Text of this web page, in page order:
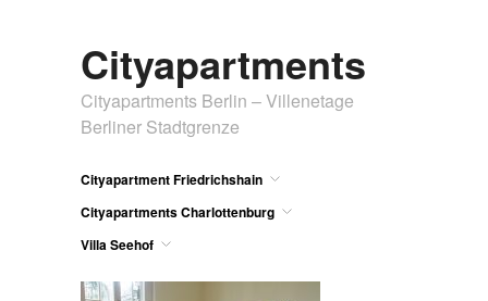
Cityapartments
Cityapartments Berlin – Villenetage
Berliner Stadtgrenze
Cityapartment Friedrichshain
Cityapartments Charlottenburg
Villa Seehof